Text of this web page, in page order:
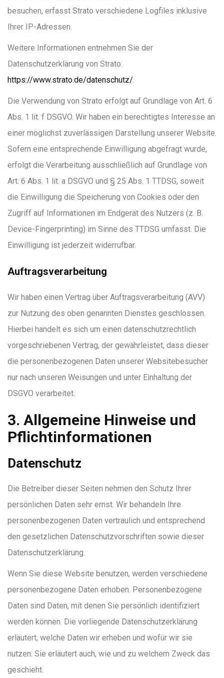
besuchen, erfasst Strato verschiedene Logfiles inklusive
Ihrer IP-Adressen.
Weitere Informationen entnehmen Sie der
Datenschutzerklärung von Strato:
https://www.strato.de/datenschutz/.
Die Verwendung von Strato erfolgt auf Grundlage von Art. 6
Abs. 1 lit. f DSGVO. Wir haben ein berechtigtes Interesse an
einer möglichst zuverlässigen Darstellung unserer Website.
Sofern eine entsprechende Einwilligung abgefragt wurde,
erfolgt die Verarbeitung ausschließlich auf Grundlage von
Art. 6 Abs. 1 lit. a DSGVO und § 25 Abs. 1 TTDSG, soweit
die Einwilligung die Speicherung von Cookies oder den
Zugriff auf Informationen im Endgerät des Nutzers (z. B.
Device-Fingerprinting) im Sinne des TTDSG umfasst. Die
Einwilligung ist jederzeit widerrufbar.
Auftragsverarbeitung
Wir haben einen Vertrag über Auftragsverarbeitung (AVV)
zur Nutzung des oben genannten Dienstes geschlossen.
Hierbei handelt es sich um einen datenschutzrechtlich
vorgeschriebenen Vertrag, der gewährleistet, dass dieser
die personenbezogenen Daten unserer Websitebesucher
nur nach unseren Weisungen und unter Einhaltung der
DSGVO verarbeitet.
3. Allgemeine Hinweise und
Pflicht­informationen
Datenschutz
Die Betreiber dieser Seiten nehmen den Schutz Ihrer
persönlichen Daten sehr ernst. Wir behandeln Ihre
personenbezogenen Daten vertraulich und entsprechend
den gesetzlichen Datenschutzvorschriften sowie dieser
Datenschutzerklärung.
Wenn Sie diese Website benutzen, werden verschiedene
personenbezogene Daten erhoben. Personenbezogene
Daten sind Daten, mit denen Sie persönlich identifiziert
werden können. Die vorliegende Datenschutzerklärung
erläutert, welche Daten wir erheben und wofür wir sie
nutzen. Sie erläutert auch, wie und zu welchem Zweck das
geschieht.